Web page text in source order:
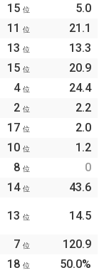
15位
5.0
11位
21.1
13位
13.3
15位
20.9
4位
24.4
2位
2.2
17位
2.0
10位
1.2
8位
0
14位
43.6
13位 14.5
7位
120.9
18位 50.0%